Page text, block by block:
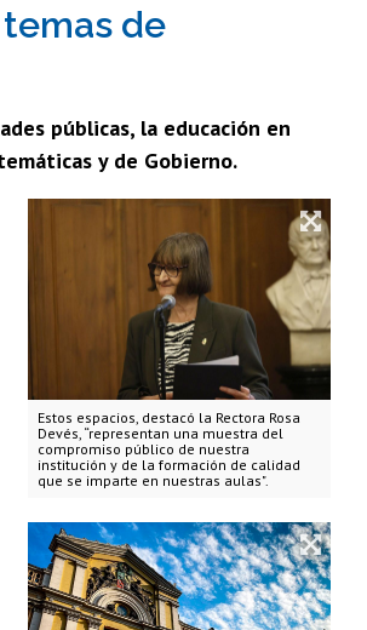
de
públicas, la educación en
y de Gobierno.
Estos espacios, destacó la Rectora Rosa
Devés, “representan una muestra del
compromiso público de nuestra
institución y de la formación de calidad
que se imparte en nuestras aulas".